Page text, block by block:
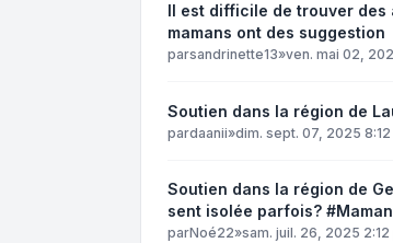
Il est difficile de trouver
mamans ont des suggestion
parsandrinette13»ven. mai 02,
Soutien dans la région de
pardaanii»dim. sept. 07, 2025 8:12
Soutien dans la région de
sent isolée parfois?
parNoé22»sam. juil. 26, 2025 2:12